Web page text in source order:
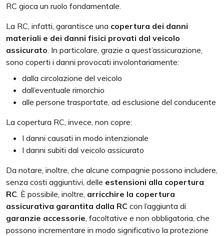
RC gioca un ruolo fondamentale.
La RC, infatti, garantisce una copertura dei danni
materiali e dei danni fisici provati dal veicolo
assicurato. In particolare, grazie a quest’assicurazione,
sono coperti i danni provocati involontariamente:
dalla circolazione del veicolo
dall’eventuale rimorchio
alle persone trasportate, ad esclusione del conducente
La copertura RC, invece, non copre:
I danni causati in modo intenzionale
I danni subiti dal veicolo assicurato
Da notare, inoltre, che alcune compagnie possono includere,
senza costi aggiuntivi, delle estensioni alla copertura
RC. È possibile, inoltre, arricchire la copertura
assicurativa garantita dalla RC con l’aggiunta di
garanzie accessorie, facoltative e non obbligatoria, che
possono incrementare in modo significativo la protezione